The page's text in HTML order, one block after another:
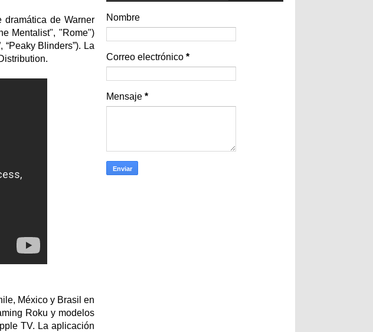
de Warner
Mentalist", "Rome")
Blinders”). La
México y Brasil en
Roku y modelos
TV. La aplicación
Nombre
Correo electrónico *
Mensaje *